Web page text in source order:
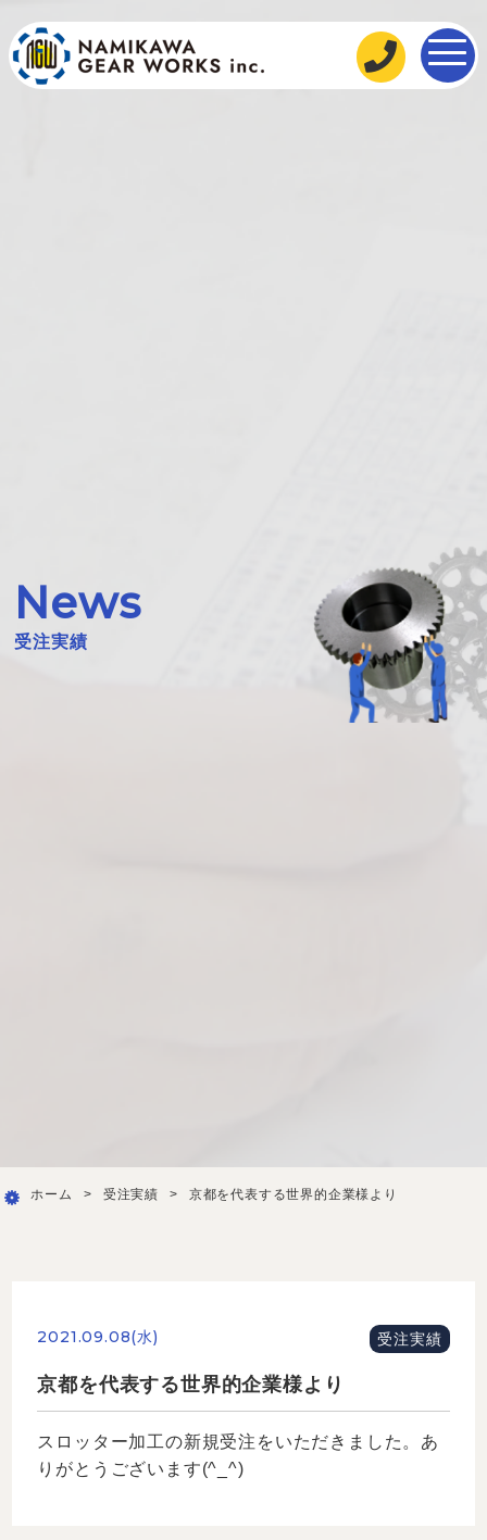
News
受注実績
ホーム > 受注実績 > 京都を代表する世界的企業様より
2021.09.08(水) 受注実績
京都を代表する世界的企業様より
スロッター加工の新規受注をいただきました。あ
りがとうございます(^_^)